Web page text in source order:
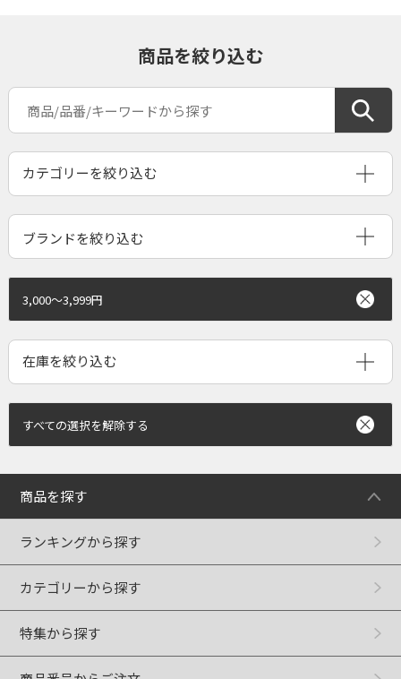
商品を絞り込む
ブランドを絞り込む
3,000～3,999円
すべての選択を解除する
商品を探す
ランキングから探す
カテゴリーから探す
特集から探す